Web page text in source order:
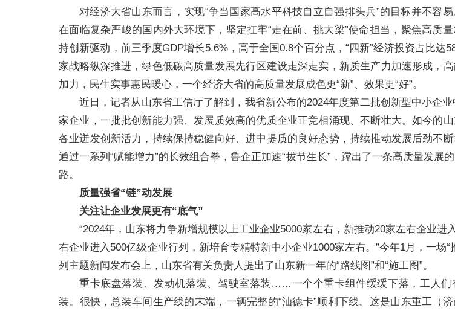
对经济大省山东而言，实现“争当国家高水平科技自立自强排头兵”的目标并不容
在面临复杂严峻的国内外大环境下，坚定扛牢“走在前、挑大梁”使命担当，聚焦高质
持创新驱动，前三季度GDP增长5.6%，高于全国0.8个百分点，“四新”经济投资占比达
家战略纵深推进，绿色低碳高质量发展先行区建设走深走实，新质生产力加速形成，
加力，民生实事惠民暖心，一个经济大省的高质量发展成色更“新”、效果更“好”。
近日，记者从山东省工信厅了解到，我省新公布的2024年度第二批创新型中小企
家企业，一批批创新能力强、发展质效高的优质企业正竞相涌现、不断壮大。如今的
各业迸发创新活力，持续保持稳健向好、进中提质的良好态势，持续推动发展后劲不断
通过一系列“赋能增力”的长效组合拳，鲁企正加速“拔节生长”，蹚出了一条高质量发展
路。
质量强省“链”动发展
关注让企业发展更有“底气”
“2024年，山东将力争新增规模以上工业企业5000家左右，新推动20家左右企业进
右企业进入500亿级企业行列，新培育专精特新中小企业1000家左右。”今年1月，一场“
列主题新闻发布会上，山东省有关负责人提出了山东新一年的“路线图”和“施工图”。
重卡底盘落装、发动机落装、驾驶室落装……一个个重卡组件缓缓下落，工人们
装。很快，总装车间生产线的末端，一辆完整的“汕德卡”顺利下线。这是山东重工（